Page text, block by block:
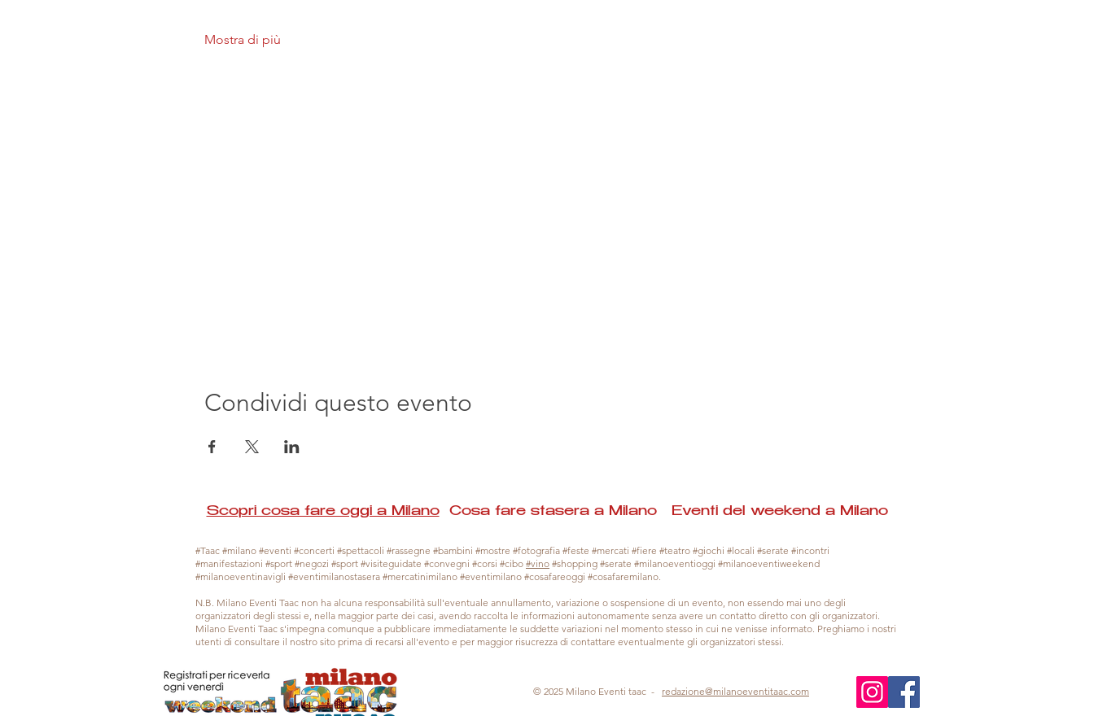
Mostra di più
Condividi questo evento
Scopri cosa fare oggi a MilanoCosa fare stasera a Milano Eventi del weekend a Milano
#Taac #milano #eventi #concerti #spettacoli #rassegne #bambini #mostre #fotografia #feste #mercati #fiere #teatro #giochi #locali #serate #incontri
#manifestazioni #sport #negozi #sport #visiteguidate #convegni #corsi #cibo #vino #shopping #serate #milanoeventioggi #milanoeventiweekend
#milanoeventinavigli #eventimilanostasera #mercatinimilano #eventimilano #cosafareoggi #cosafaremilano.
N.B. Milano Eventi Taac non ha alcuna responsabilità sull'eventuale annullamento, variazione o sospensione di un evento, non essendo mai uno degli
organizzatori degli stessi e, nella maggior parte dei casi, avendo raccolta le informazioni autonomamente senza avere un contatto diretto con gli organizzatori.
Milano Eventi Taac s'impegna comunque a pubblicare immediatamente le suddette variazioni nel momento stesso in cui ne venisse informato. Preghiamo i nostri
utenti di consultare il nostro sito prima di recarsi all'evento e per maggior risucrezza di contattare eventualmente gli organizzatori stessi.
© 2025 Milano Eventi taac - redazione@milanoeventitaac.com